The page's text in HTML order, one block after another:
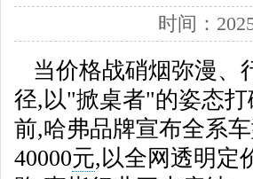
时间：
当价格战硝烟弥漫、
径,以"掀桌者"的姿态
前,哈弗品牌宣布全系
40000元,以全网透明定